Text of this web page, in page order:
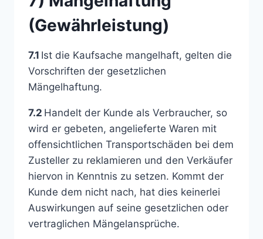
(Gewährleistung)
7.1 Ist die Kaufsache mangelhaft, gelten die
Vorschriften der gesetzlichen
Mängelhaftung.
7.2 Handelt der Kunde als Verbraucher, so
wird er gebeten, angelieferte Waren mit
offensichtlichen Transportschäden bei dem
Zusteller zu reklamieren und den Verkäufer
hiervon in Kenntnis zu setzen. Kommt der
Kunde dem nicht nach, hat dies keinerlei
Auswirkungen auf seine gesetzlichen oder
vertraglichen Mängelansprüche.